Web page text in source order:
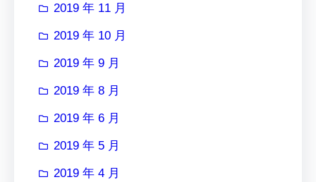
2019 年 11 月
2019 年 10 月
2019 年 9 月
2019 年 8 月
2019 年 6 月
2019 年 5 月
2019 年 4 月